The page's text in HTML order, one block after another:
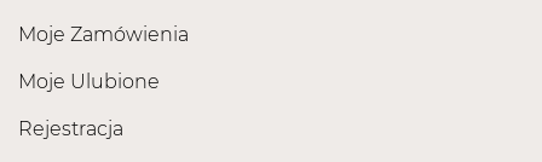
Moje Zamówienia
Moje Ulubione
Rejestracja